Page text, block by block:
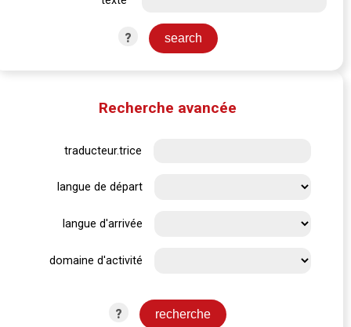
?
Recherche avancée
traducteur.trice
langue de départ
langue d'arrivée
domaine d'activité
?